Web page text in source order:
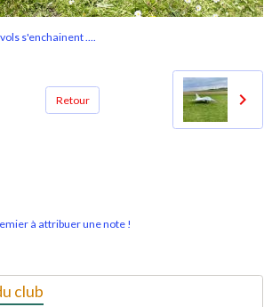
s'enchainent ....
Retour
à attribuer une note !
club